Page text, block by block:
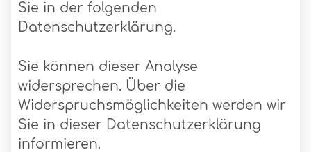
Sie in der folgenden
Datenschutzerklärung.
Sie können dieser Analyse
widersprechen. Über die
Widerspruchsmöglichkeiten werden wir
Sie in dieser Datenschutzerklärung
informieren.